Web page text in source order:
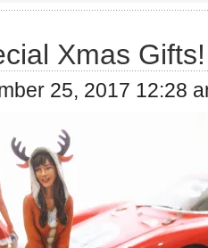
Xmas Gifts!
25, 2017 12:28